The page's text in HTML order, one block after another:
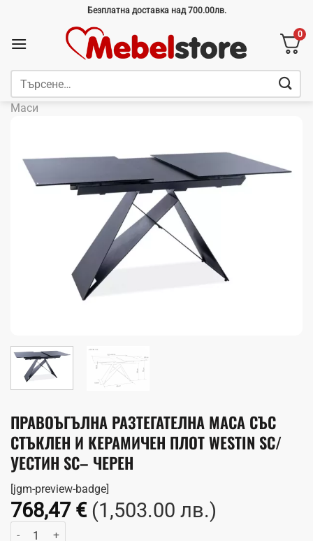
content
Безплатна доставка над 700.00лв.
0
Търсене
Маси
ПРАВОЪГЪЛНА РАЗТЕГАТЕЛНА МАСА СЪС
СТЪКЛЕН И КЕРАМИЧЕН ПЛОТ WESTIN SC/
УЕСТИН SC– ЧЕРЕН
[jgm-preview-badge]
768,47 € (1,503.00 лв.)
количество за Правоъгълна разтегателна маса със стъклен и